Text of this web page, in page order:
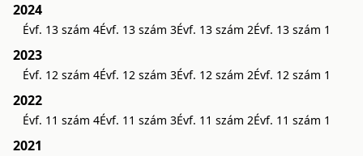
2024
Évf. 13 szám 4Évf. 13 szám 3Évf. 13 szám 2Évf. 13 szám 1
2023
Évf. 12 szám 4Évf. 12 szám 3Évf. 12 szám 2Évf. 12 szám 1
2022
Évf. 11 szám 4Évf. 11 szám 3Évf. 11 szám 2Évf. 11 szám 1
2021